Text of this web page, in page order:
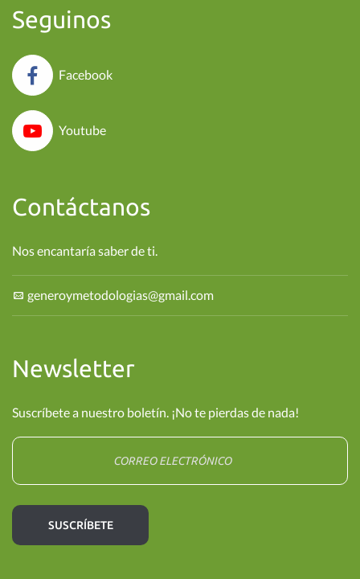
Seguinos
Facebook
Youtube
Contáctanos
Nos encantaría saber de ti.
generoymetodologias@gmail.com
Newsletter
Suscríbete a nuestro boletín. ¡No te pierdas de nada!